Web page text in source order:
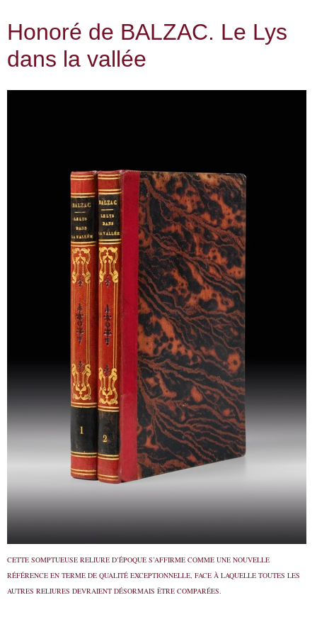
Honoré de BALZAC. Le Lys
dans la vallée
CETTE SOMPTUEUSE RELIURE D’ÉPOQUE S’AFFIRME COMME UNE NOUVELLE
RÉFÉRENCE EN TERME DE QUALITÉ EXCEPTIONNELLE, FACE À LAQUELLE TOUTES LES
AUTRES RELIURES DEVRAIENT DÉSORMAIS ÊTRE COMPARÉES.